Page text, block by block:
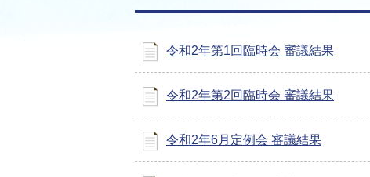
令和2年第1回臨時会 審議結果
令和2年第2回臨時会 審議結果
令和2年6月定例会 審議結果